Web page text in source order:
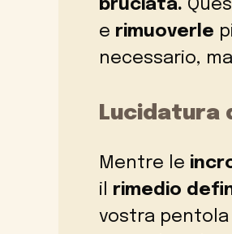
bruciata.
e rimuoverle
necessario,
Lucidatura
Mentre le
il rimedio
vostra